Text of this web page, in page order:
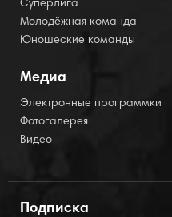
Суперлига
Молодёжная команда
Юношеские команды
Медиа
Электронные программки
Фотогалерея
Видео
Подписка